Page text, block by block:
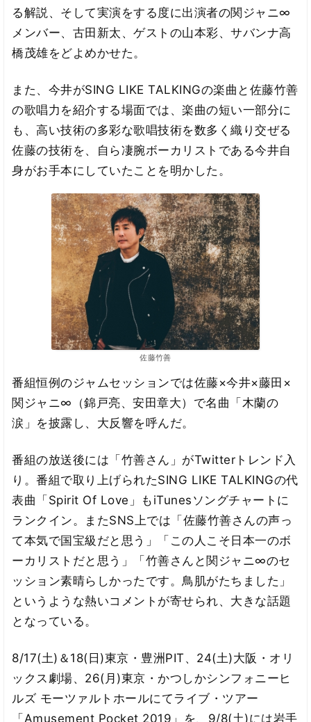
る解説、そして実演をする度に出演者の関ジャニ∞
メンバー、古田新太、ゲストの山本彩、サバンナ高
橋茂雄をどよめかせた。
また、今井がSING LIKE TALKINGの楽曲と佐藤竹善
の歌唱力を紹介する場面では、楽曲の短い一部分に
も、高い技術の多彩な歌唱技術を数多く織り交ぜる
佐藤の技術を、自ら凄腕ボーカリストである今井自
身がお手本にしていたことを明かした。
佐藤竹善
番組恒例のジャムセッションでは佐藤×今井×藤田×
関ジャニ∞（錦戸亮、安田章大）で名曲「木蘭の
涙」を披露し、大反響を呼んだ。
番組の放送後には「竹善さん」がTwitterトレンド入
り。番組で取り上げられたSING LIKE TALKINGの代
表曲「Spirit Of Love」もiTunesソングチャートに
ランクイン。またSNS上では「佐藤竹善さんの声っ
て本気で国宝級だと思う」「この人こそ日本一のボ
ーカリストだと思う」「竹善さんと関ジャニ∞のセ
ッション素晴らしかったです。鳥肌がたちました」
というような熱いコメントが寄せられ、大きな話題
となっている。
8/17(土)＆18(日)東京・豊洲PIT、24(土)大阪・オリ
ックス劇場、26(月)東京・かつしかシンフォニーヒ
ルズ モーツァルトホールにてライブ・ツアー
「Amusement Pocket 2019」を、9/8(土)には岩手